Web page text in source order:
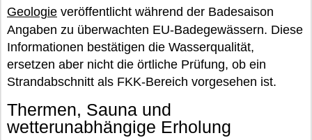
Geologie veröffentlicht während der Badesaison
Angaben zu überwachten EU-Badegewässern. Diese
Informationen bestätigen die Wasserqualität,
ersetzen aber nicht die örtliche Prüfung, ob ein
Strandabschnitt als FKK-Bereich vorgesehen ist.
Thermen, Sauna und
wetterunabhängige Erholung